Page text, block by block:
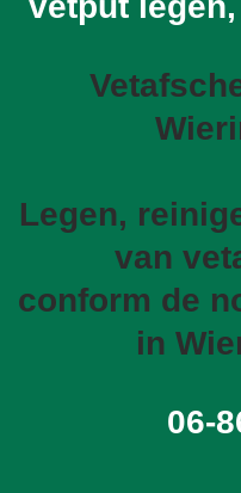
Legen,
van
conform de
in
06-